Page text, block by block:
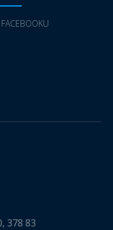
378 83